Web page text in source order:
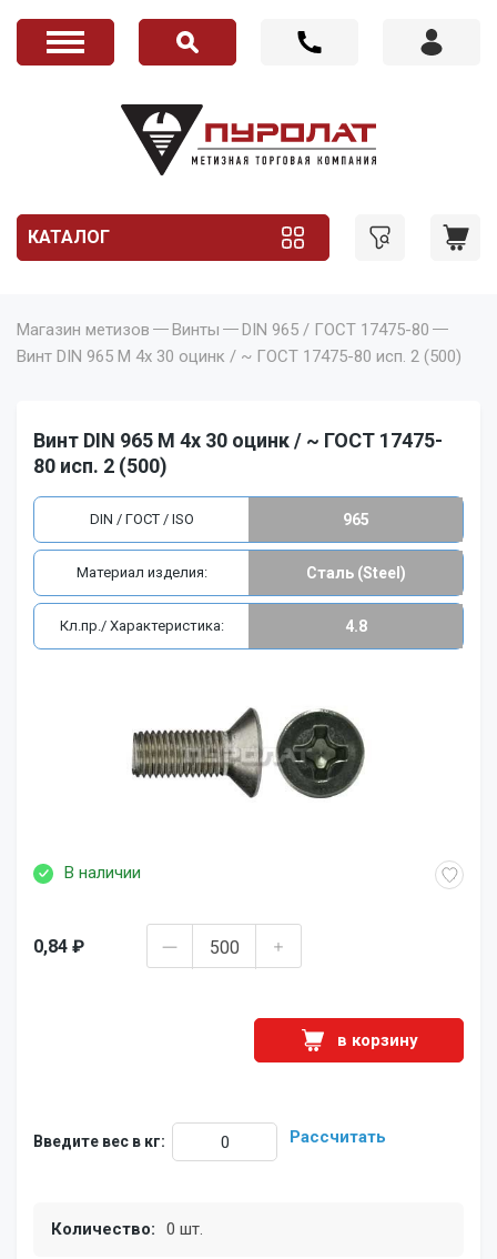
КАТАЛОГ
Магазин метизов Винты
DIN 965 / ГОСТ 17475-80
Винт DIN 965 M 4x 30 оцинк / ~ ГОСТ 17475-80 исп. 2 (500)
Винт DIN 965 M 4x 30 оцинк / ~ ГОСТ 17475-
80 исп. 2 (500)
В наличии
0,84 ₽
в корзину
Введите вес в кг: Рассчитать
Количество: 0 шт.
DIN / ГОСТ / ISO 965
Материал изделия: Сталь (Steel)
Кл.пр./ Характеристика: 4.8